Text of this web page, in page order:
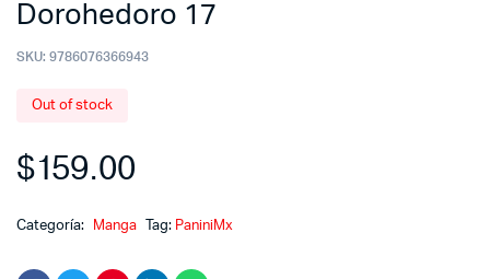
Dorohedoro 17
SKU: 9786076366943
Out of stock
$159.00
Categoría: Manga Tag: PaniniMx